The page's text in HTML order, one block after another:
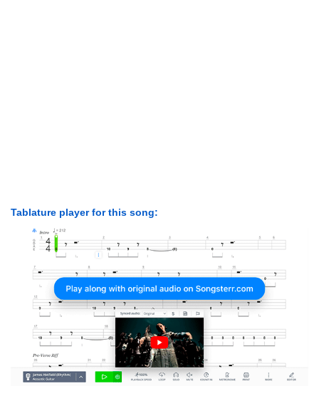
Tablature player for this song: